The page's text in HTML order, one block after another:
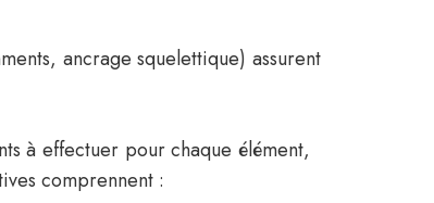
ancrage squelettique) assurent
à effectuer pour chaque élément,
comprennent :